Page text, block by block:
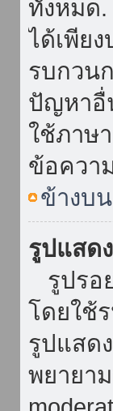
ทั้งหมด
ได้เพีย
รบกวน
ปัญหาอื่
ใช้ภาษ
ข้อควา
ข้างบน
รูปแสด
รูปรอ
โดยใช้
รูปแสด
พยายา